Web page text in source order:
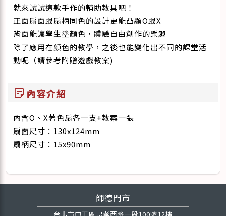
就來試試這款手作的輔助教具吧！
正面扇面跟扇柄同色的設計更能凸顯O跟X
背面能讓學生塗顏色，體驗自由創作的樂趣
除了應用在顏色的教學，之後也能變化出不同的課堂活
動呢（請參考附贈遊戲教案)
sticky_note_2 內容介紹
內含O、X著色扇各一支+教案一張
扇面尺寸：130x124mm
扇柄尺寸：15x90mm
師德門市